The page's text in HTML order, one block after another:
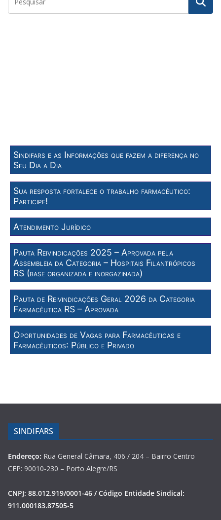
Sindifars e as Informações que fazem a diferença no
Seu Dia a Dia
Sua resposta fortalece o trabalho farmacêutico:
Participe!
Atendimento Jurídico
Pauta Reivindicações 2025 – Aprovada pela
Assembleia da Categoria – Hospitais Filantrópicos
RS (base organizada e inorgazinada)
Pauta de Reivindicações Geral 2026 da Categoria
Farmacêutica RS – Aprovada
Oportunidades de Vagas para Farmacêuticas e
Farmacêuticos: Público e Privado
SINDIFARS
Endereço: Rua General Câmara, 406 / 204 – Bairro Centro
CEP: 90010-230 – Porto Alegre/RS
CNPJ: 88.012.919/0001-46 / Código Entidade Sindical:
911.000183.87505-5